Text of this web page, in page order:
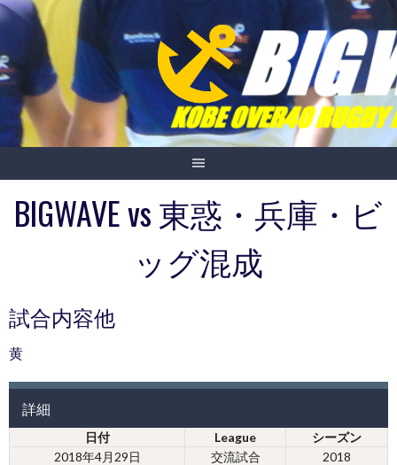
Skip
content
BIGWAVE vs 東惑・兵庫・ビ
ッグ混成
試合内容他
黄
詳細
日付 League
シーズン
2018年4月29日
交流試合 2018